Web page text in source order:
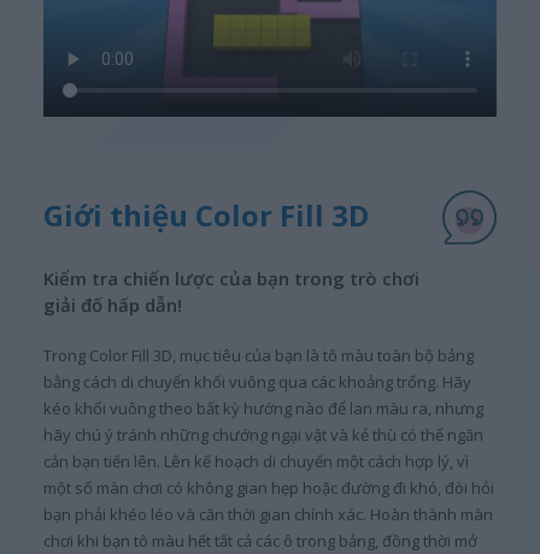
Giới thiệu Color Fill 3D
Kiểm tra chiến lược của bạn trong trò chơi
giải đố hấp dẫn!
Trong Color Fill 3D, mục tiêu của bạn là tô màu toàn bộ bảng
bằng cách di chuyển khối vuông qua các khoảng trống. Hãy
kéo khối vuông theo bất kỳ hướng nào để lan màu ra, nhưng
hãy chú ý tránh những chướng ngại vật và kẻ thù có thể ngăn
cản bạn tiến lên. Lên kế hoạch di chuyển một cách hợp lý, vì
một số màn chơi có không gian hẹp hoặc đường đi khó, đòi hỏi
bạn phải khéo léo và căn thời gian chính xác. Hoàn thành màn
chơi khi bạn tô màu hết tất cả các ô trong bảng, đồng thời mở